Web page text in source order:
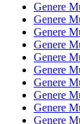
Genere
Genere
Genere
Genere
Genere
Genere
Genere
Genere
Genere
Genere